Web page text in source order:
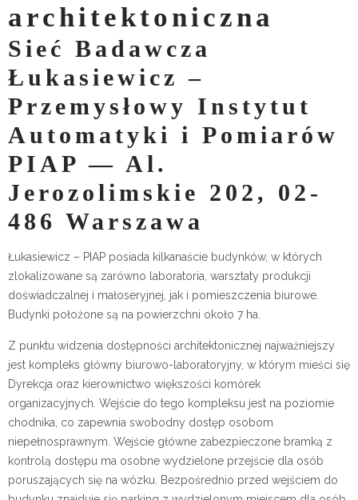
architektoniczna
Sieć Badawcza
Łukasiewicz –
Przemysłowy Instytut
Automatyki i Pomiarów
PIAP — Al.
Jerozolimskie 202, 02-
486 Warszawa
Łukasiewicz – PIAP posiada kilkanaście budynków, w których
zlokalizowane są zarówno laboratoria, warsztaty produkcji
doświadczalnej i małoseryjnej, jak i pomieszczenia biurowe.
Budynki położone są na powierzchni około 7 ha.
Z punktu widzenia dostępności architektonicznej najważniejszy
jest kompleks główny biurowo-laboratoryjny, w którym mieści się
Dyrekcja oraz kierownictwo większości komórek
organizacyjnych. Wejście do tego kompleksu jest na poziomie
chodnika, co zapewnia swobodny dostęp osobom
niepełnosprawnym. Wejście główne zabezpieczone bramką z
kontrolą dostępu ma osobne wydzielone przejście dla osób
poruszających się na wózku. Bezpośrednio przed wejściem do